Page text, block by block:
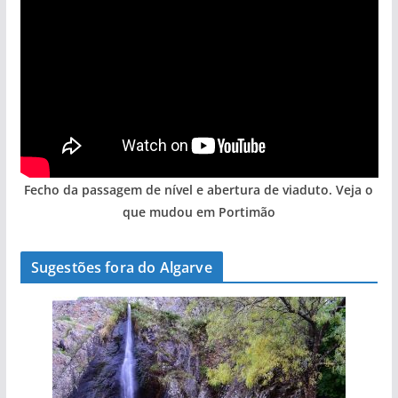
Fecho da passagem de nível e abertura de viaduto. Veja o
que mudou em Portimão
Sugestões fora do Algarve